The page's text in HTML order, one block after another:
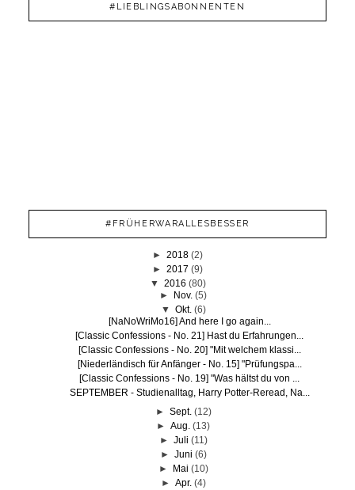
#LIEBLINGSABONNENTEN
#FRÜHERWARALLESBESSER
►2018 (2)
►2017 (9)
▼ 2016 (80)
► Nov. (5)
▼ Okt. (6)
[NaNoWriMo16] And here I go again...
[Classic Confessions - No. 21] Hast du Erfahrungen...
[Classic Confessions - No. 20] "Mit welchem klassi...
[Niederländisch für Anfänger - No. 15] "Prüfungspa...
[Classic Confessions - No. 19] "Was hältst du von ...
SEPTEMBER - Studienalltag, Harry Potter-Reread, Na...
► Sept. (12)
►Aug. (13)
► Juli (11)
► Juni (6)
► Mai (10)
► Apr. (4)